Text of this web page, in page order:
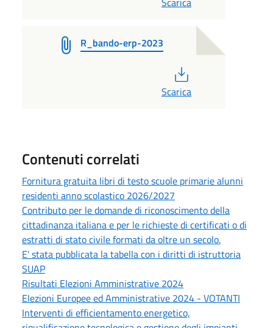
R_bando-erp-2023
Scarica
Contenuti correlati
Fornitura gratuita libri di testo scuole primarie alunni
residenti anno scolastico 2026/2027
Contributo per le domande di riconoscimento della
cittadinanza italiana e per le richieste di certificati o di
estratti di stato civile formati da oltre un secolo.
E' stata pubblicata la tabella con i diritti di istruttoria
SUAP
Risultati Elezioni Amministrative 2024
Elezioni Europee ed Amministrative 2024 - VOTANTI
Interventi di efficientamento energetico,